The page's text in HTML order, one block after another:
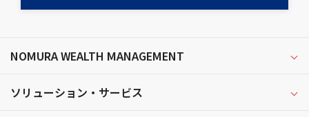
NOMURA WEALTH MANAGEMENT
ソリューション・サービス